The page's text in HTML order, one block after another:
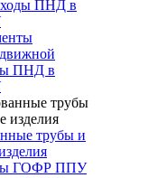
ПНД в
ПНД в
трубы и
ГОФР ППУ